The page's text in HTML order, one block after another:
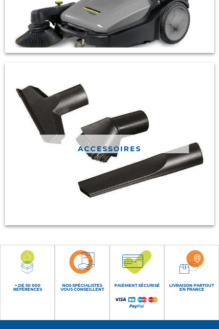
ACCESSOIRES
+ DE 50 000
RÉFÉRENCES
NOS SPÉCIALISTES
VOUS CONSEILLENT
PAIEMENT SÉCURISÉ
LIVRAISON PARTOUT
EN FRANCE